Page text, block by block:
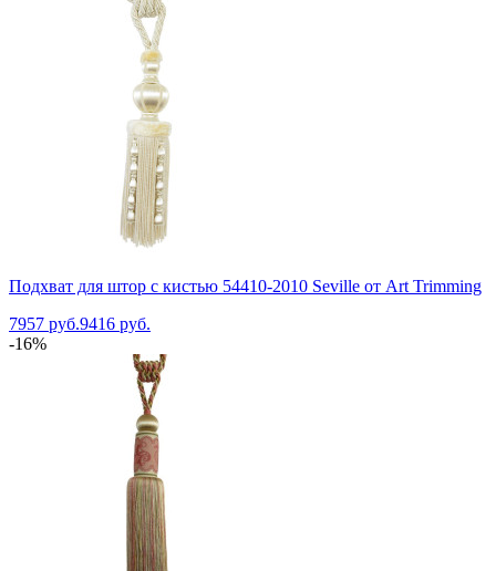
Подхват для штор с кистью 54410-2010 Seville от Art Trimming
7957 руб.9416 руб.
-16%